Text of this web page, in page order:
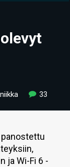
33
ja Wi-Fi 6 -